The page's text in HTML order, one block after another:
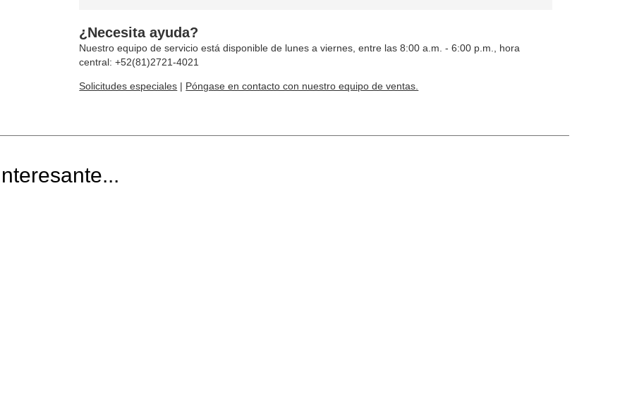
¿Necesita ayuda?
Nuestro equipo de servicio está disponible de lunes a viernes, entre las 8:00 a.m. - 6:00 p.m., hora
central: +52(81)2721-4021
Solicitudes especiales | Póngase en contacto con nuestro equipo de ventas.